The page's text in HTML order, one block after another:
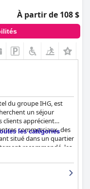
À partir de 108 $
du groupe IHG, est
un séjour
clients apprécient
commerciaux, des
situé dans un quartier
recommandé, les
les petits-déjeuners
sont spacieuses,
et des rideaux
personnel est amical et
les catégories